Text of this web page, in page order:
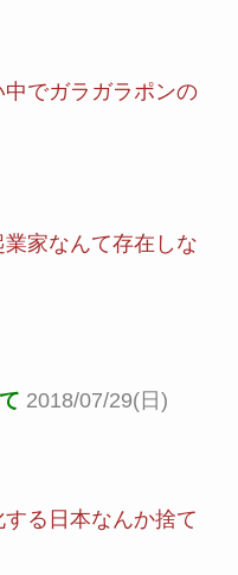
でガラガラポンの
家なんて存在しな
2018/07/29(日)
る日本なんか捨て